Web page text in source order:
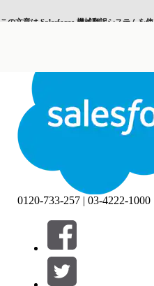
この文章は Salesforce 機械翻訳システムを
閉じる 閉じる
絞り込み条件 (0)
絞り込み条件を選択
0120-733-257 | 03-4222-1000